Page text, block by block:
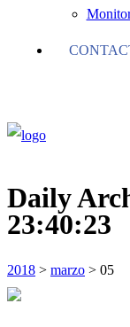
Daily
23:40:23
2018 > marzo > 05